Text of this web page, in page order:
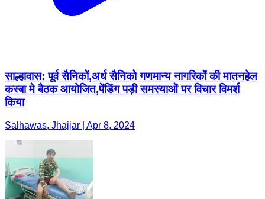
साल्हावास: पूर्व सैनिकों,अर्ध सैनिको गणमान्य नागरिकों की मातनहेल
कस्बा मे बैठक आयोजित,पेंडिंग पड़ी समस्याओं पर विचार विमर्श
किया
Salhawas, Jhajjar | Apr 8, 2024